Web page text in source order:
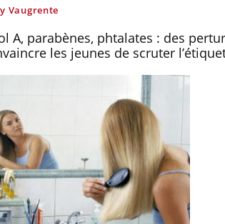
Vaugrente
A, parabènes, phtalates : des
les jeunes de scruter